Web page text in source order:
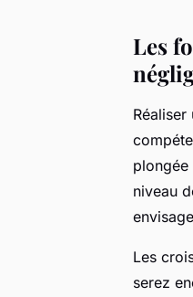
Les
niveau
Les
serez